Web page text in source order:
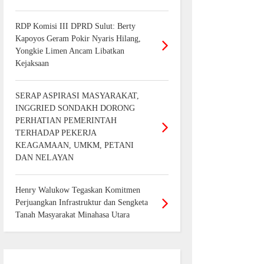
RDP Komisi III DPRD Sulut: Berty
Kapoyos Geram Pokir Nyaris Hilang,
Yongkie Limen Ancam Libatkan
Kejaksaan
SERAP ASPIRASI MASYARAKAT,
INGGRIED SONDAKH DORONG
PERHATIAN PEMERINTAH
TERHADAP PEKERJA
KEAGAMAAN, UMKM, PETANI
DAN NELAYAN
Henry Walukow Tegaskan Komitmen
Perjuangkan Infrastruktur dan Sengketa
Tanah Masyarakat Minahasa Utara